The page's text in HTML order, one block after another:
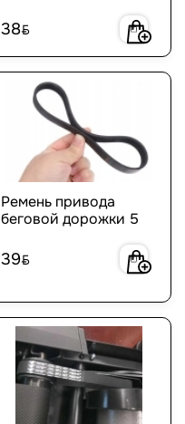
38BYN
Ремень привода
беговой дорожки 5
39BYN